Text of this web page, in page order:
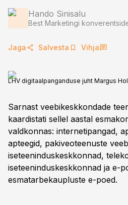
Hando Sinisalu
Best Marketingi
Jaga Salvesta Vihja
LHV digitaalpanganduse juht Margus
Sarnast veebikeskkondade
kaardistati sellel aastal
valdkonnas: internetipangad,
apteegid, pakiveoteenuste
iseteeninduskeskkonnad,
iseteeninduskeskkonnad ja e-
esmatarbekaupluste e-poed.